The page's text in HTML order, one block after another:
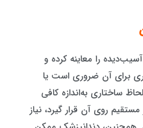
را معاینه کرده و
برای آن ضروری است یا
ساختاری به‌اندازه کافی
روی آن قرار گیرد، نیاز